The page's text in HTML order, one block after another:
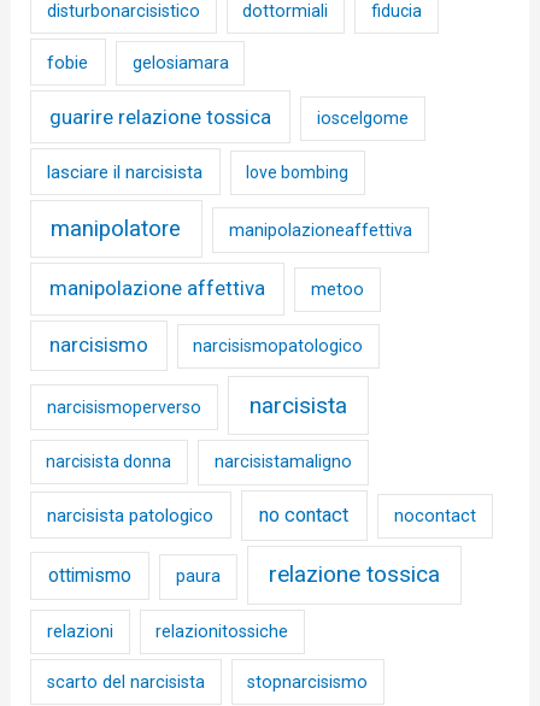
disturbonarcisistico dottormiali fiducia
fobie gelosiamara
guarire relazione tossica ioscelgome
lasciare il narcisista love bombing
manipolatore manipolazioneaffettiva
manipolazione affettiva metoo
narcisismo narcisismopatologico
narcisismoperverso narcisista
narcisista donna narcisistamaligno
narcisista patologico no contact nocontact
ottimismo paura relazione tossica
relazioni relazionitossiche
scarto del narcisista stopnarcisismo